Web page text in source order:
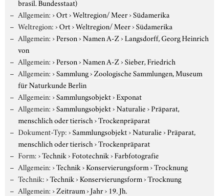
brasil. Bundesstaat)
Allgemein:›Ort›Weltregion/ Meer›Südamerika
Weltregion:›Ort›Weltregion/ Meer›Südamerika
Allgemein:›Person›Namen A-Z›Langsdorff, Georg Heinrich
von
Allgemein:›Person›Namen A-Z›Sieber, Friedrich
Allgemein:›Sammlung›Zoologische Sammlungen, Museum
für Naturkunde Berlin
Allgemein:›Sammlungsobjekt›Exponat
Allgemein:›Sammlungsobjekt›Naturalie›Präparat,
menschlich oder tierisch›Trockenpräparat
Dokument-Typ:›Sammlungsobjekt›Naturalie›Präparat,
menschlich oder tierisch›Trockenpräparat
Form:›Technik›Fototechnik›Farbfotografie
Allgemein:›Technik›Konservierungsform›Trocknung
Technik:›Technik›Konservierungsform›Trocknung
Allgemein:›Zeitraum›Jahr› 19. Jh.